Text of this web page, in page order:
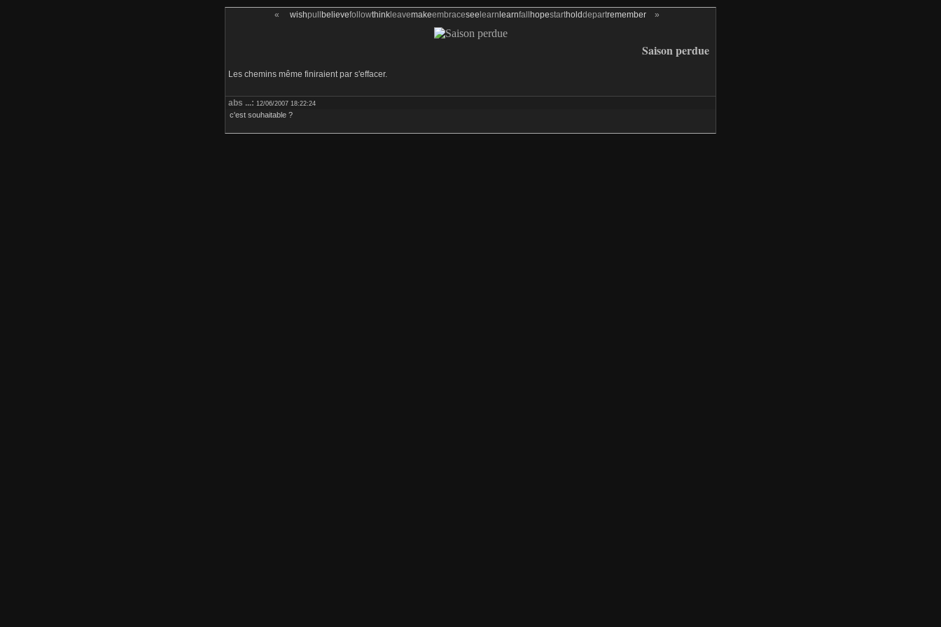
« wishpull believefollowthinkleavemakeembracesee learn learnfall hopestartholddepartremember »
Saison perdue
Les chemins même finiraient par s'effacer.
abs ...: 12/06/2007 18:22:24
c'est souhaitable ?